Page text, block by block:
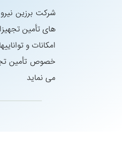
های تأمین
امكانات و
خصوص تأمین
می نماید